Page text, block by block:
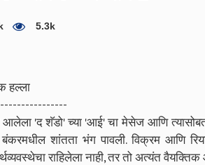
5.3k
हल्ला
आलेला 'द शॅडो' च्या 'आई' चा मेसेज आणि
बंकरमधील शांतता भंग पावली. विक्रम आणि
राहिलेला नाही, तर तो अत्यंत